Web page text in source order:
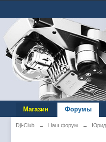
Магазин Форумы
Dji-Club → Наш форум →